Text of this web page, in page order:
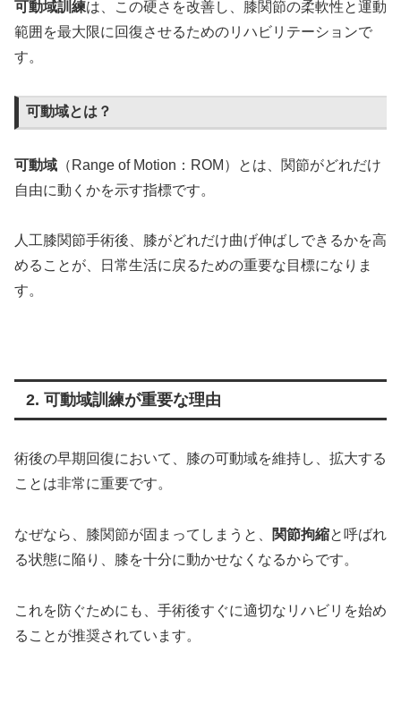
可動域訓練は、この硬さを改善し、膝関節の柔軟性と運動
範囲を最大限に回復させるためのリハビリテーションで
す。
可動域とは？
可動域 （Range of Motion：ROM）とは、関節がどれだけ
自由に動くかを示す指標です。
人工膝関節手術後、膝がどれだけ曲げ伸ばしできるかを高
めることが、日常生活に戻るための重要な目標になりま
す。
2. 可動域訓練が重要な理由
術後の早期回復において、膝の可動域を維持し、拡大する
ことは非常に重要です。
なぜなら、膝関節が固まってしまうと、 関節拘縮と呼ばれ
る状態に陥り、膝を十分に動かせなくなるからです。
これを防ぐためにも、手術後すぐに適切なリハビリを始め
ることが推奨されています。